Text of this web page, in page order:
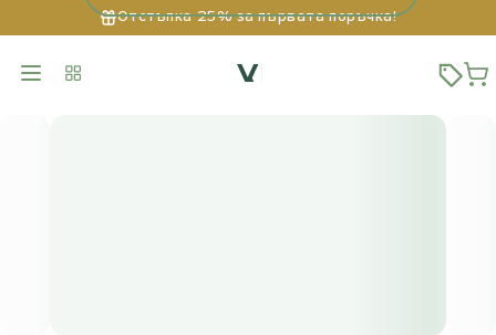
Отстъпка 25% за първата поръчка!